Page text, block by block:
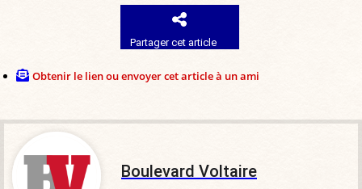
Partager cet article
Obtenir le lien ou envoyer cet article à un ami
Boulevard Voltaire